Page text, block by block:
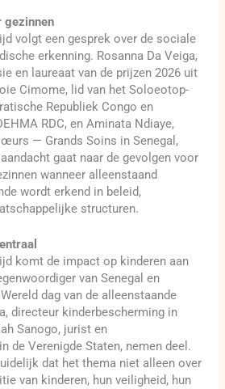
gezinnen
volgt een gesprek over de sociale
erkenning. Rosanna Da Veiga,
en laureaat van de prijzen 2026 uit
Cimome, lid van het Soloeotop-
Republiek Congo en
RDC, en Aminata Ndiaye,
— Grands Soins in Senegal,
gaat naar de gevolgen voor
wanneer alleenstaand
wordt erkend in beleid,
structuren.
komt de impact op kinderen aan
van Senegal en
dag van de alleenstaande
directeur kinderbescherming in
Sanogo, jurist en
de Verenigde Staten, nemen deel.
dat het thema niet alleen over
van kinderen, hun veiligheid, hun